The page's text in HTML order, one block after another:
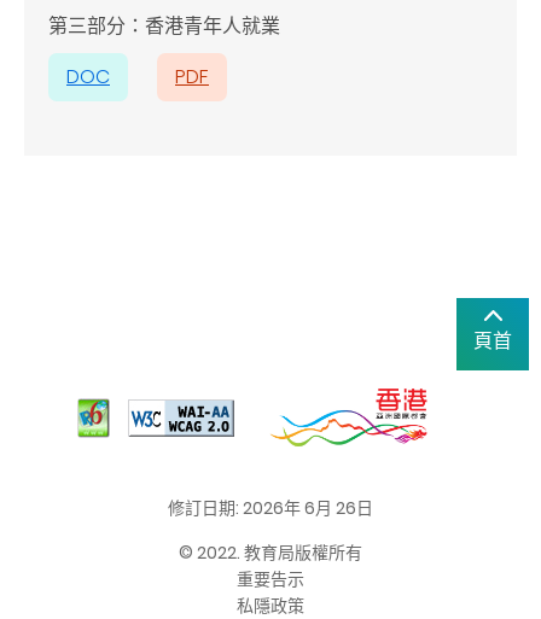
第三部分：香港青年人就業
DOC
PDF
頁首
修訂日期: 2026年 6月 26日
© 2022. 教育局版權所有
重要告示
私隱政策